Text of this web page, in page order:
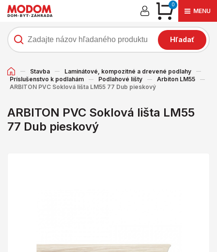
0
MENU
Hľadať
Stavba
Laminátové, kompozitné a drevené podlahy
Príslušenstvo k podlahám
Podlahové lišty
Arbiton LM55
ARBITON PVC Soklová lišta LM55 77 Dub pieskový
ARBITON PVC Soklová lišta LM55
77 Dub pieskový